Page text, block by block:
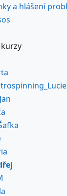
a hlášení
kurzy